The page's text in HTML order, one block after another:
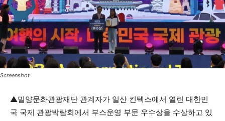
Screenshot
▲밀양문화관광재단 관계자가 일산 킨텍스에서 열린 대한민
국 국제 관광박람회에서 부스운영 부문 우수상을 수상하고 있